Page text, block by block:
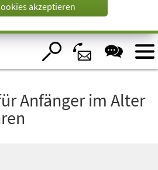
akzeptieren
Anfänger im Alter